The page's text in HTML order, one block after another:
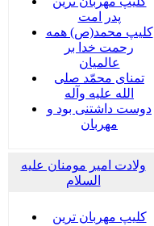
پدر امت
کلیپ محمد(ص) همه
رحمت خدا بر
عالمیان
تمنای محمّد صلی
الله علیه وآله
دوست داشتنی بود و
مهربان
ولادت امیر مومنان علیه
السلام
کلیپ مهربان ترین